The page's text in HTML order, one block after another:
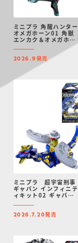
ミニプラ 角醒ハンター
オメガホーン01 角獣
エンカク＆オメガホー
ン＆キャプテン・オメ
ガホーン
2026.9発売
ミニプラ 超宇宙刑事
ギャバン インフィニテ
ィキット02 ギャバリ
2026.7.20発売